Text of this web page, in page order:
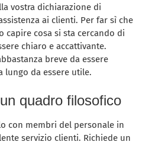
vostra dichiarazione di
ai clienti. Per far sì che
cosa si sta cercando di
chiaro e accattivante.
breve da essere
lungo da essere utile.
quadro filosofico
con membri del personale in
servizio clienti. Richiede un